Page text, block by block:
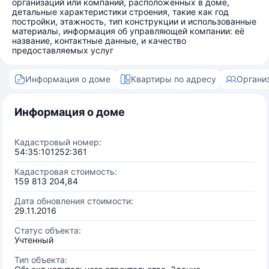
организаций или компаний, расположенных в доме,
детальные характеристики строения, такие как год
постройки, этажность, тип конструкции и использованные
материалы, информация об управляющей компании: её
название, контактные данные, и качество
предоставляемых услуг
Информация о доме Квартиры по адресу
Информация о доме
Кадастровый номер:
54:35:101252:361
Кадастровая стоимость:
159 813 204,84
Дата обновления стоимости:
29.11.2016
Статус объекта:
Учтенный
Тип объекта: